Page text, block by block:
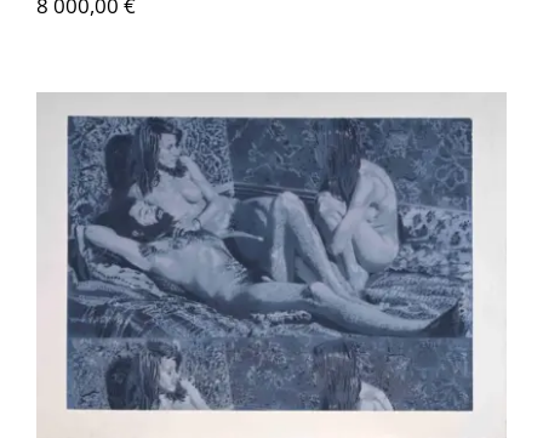
8 000,00 €
(1054) LE BOUL’CH Jean-Pierre – Atelier
Ludique (4)